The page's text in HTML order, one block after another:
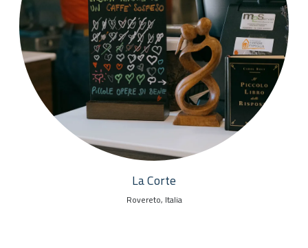
La Corte
Rovereto, Italia